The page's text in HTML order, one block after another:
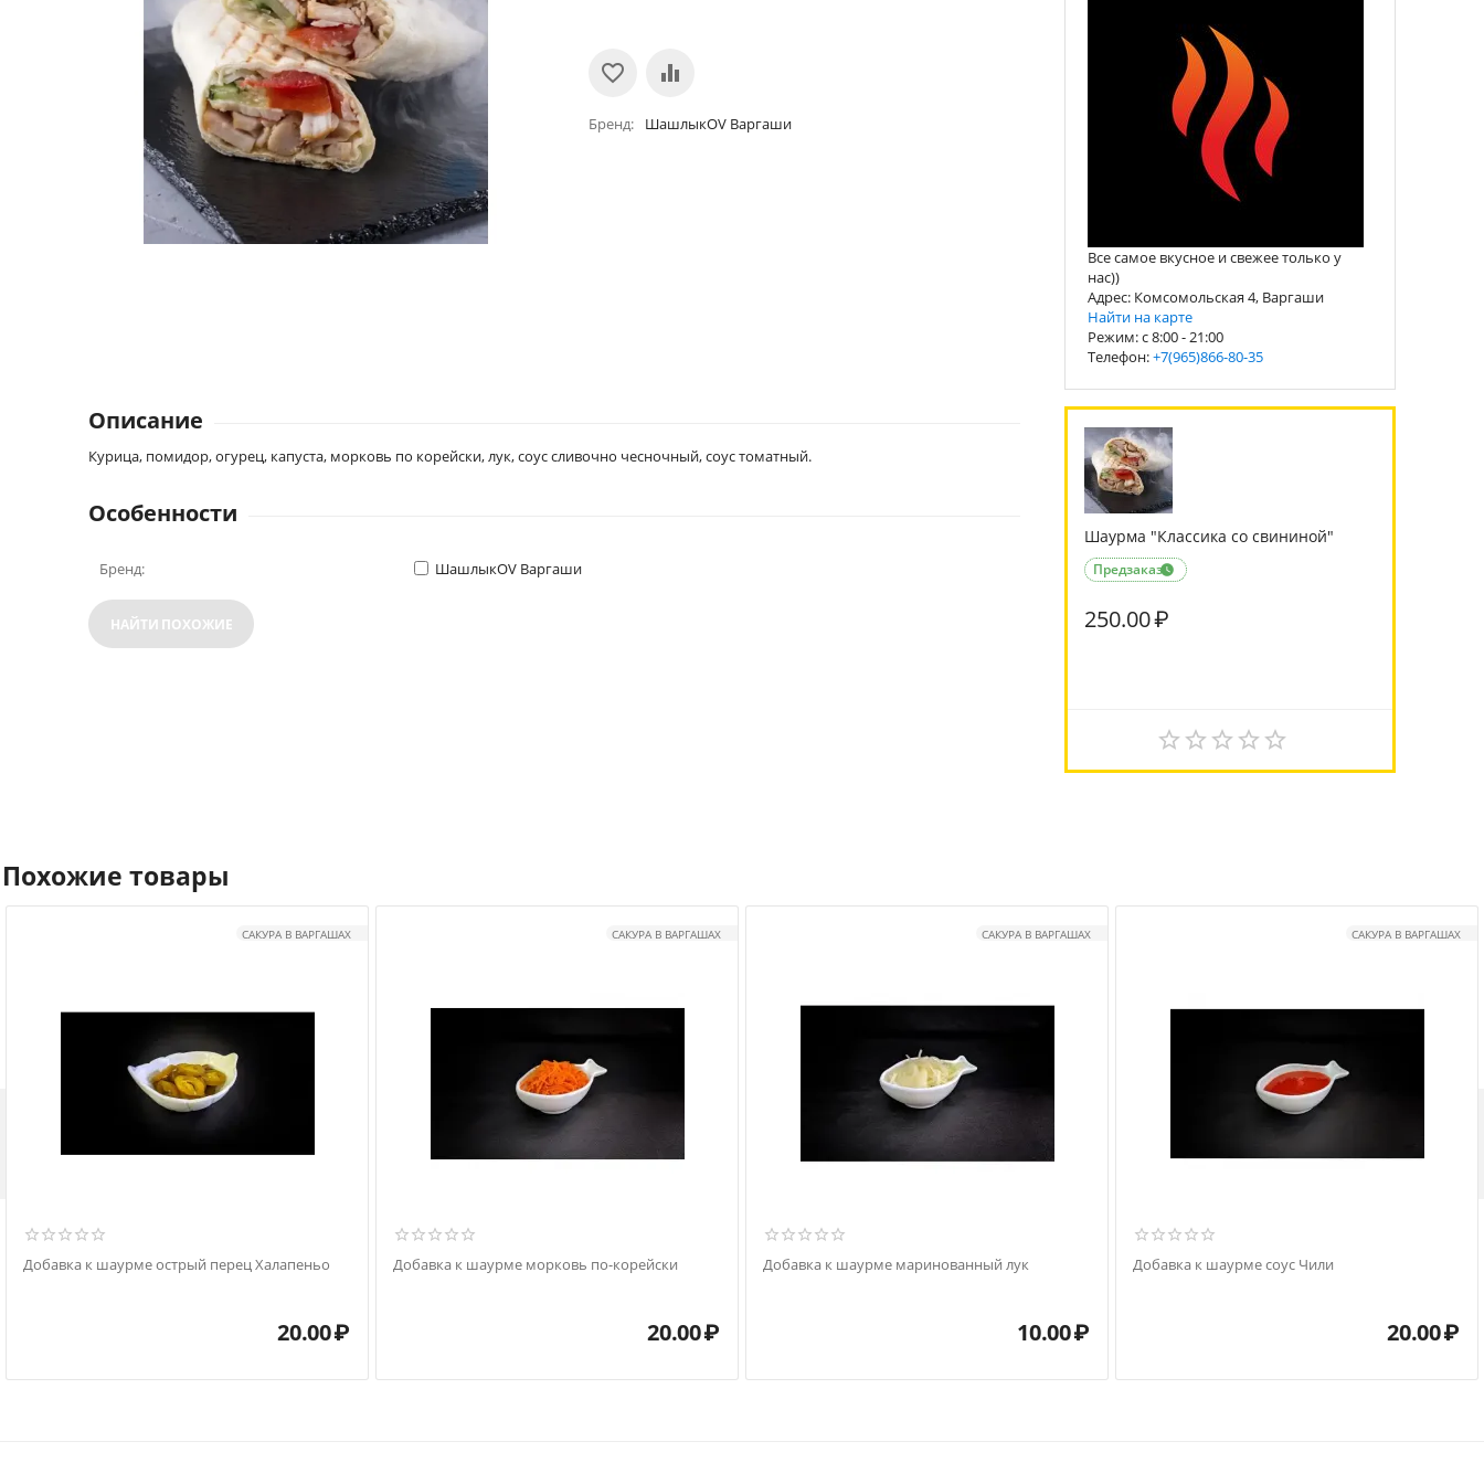
Бренд ШашлыкOV Варгаши
Все самое вкусное и свежее только у
нас))
Адрес: Комсомольская 4, Варгаши
Найти на карте
Режим: c 8:00 - 21:00
Телефон:+7(965)866-80-35
Шаурма "Классика со свининой"

Предзаказ
250.00₽
Описание
Курица, помидор, огурец, капуста, морковь по корейски, лук, соус сливочно чесночный, соус томатный.
Особенности
Бренд: ШашлыкOV Варгаши
НАЙТИ ПОХОЖИЕ
Похожие товары
САКУРА В ВАРГАШАХ
Добавка к шаурме острый перец Халапеньо
20.00₽
САКУРА В ВАРГАШАХ
Добавка к шаурме морковь по-корейски
20.00₽
САКУРА В ВАРГАШАХ
Добавка к шаурме маринованный лук
10.00₽
САКУРА В ВАРГАШАХ
Добавка к шаурме соус Чили
20.00₽